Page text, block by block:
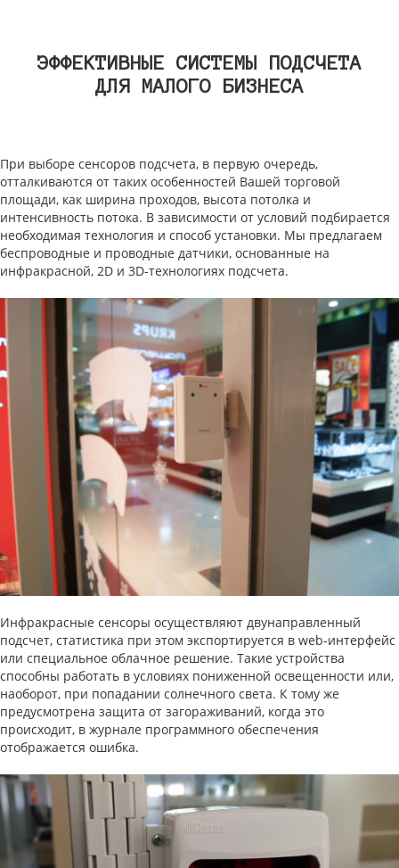
ЭФФЕКТИВНЫЕ СИСТЕМЫ ПОДСЧЕТА
ДЛЯ МАЛОГО БИЗНЕСА
При выборе сенсоров подсчета, в первую очередь,
отталкиваются от таких особенностей Вашей торговой
площади, как ширина проходов, высота потолка и
интенсивность потока. В зависимости от условий подбирается
необходимая технология и способ установки. Мы предлагаем
беспроводные и проводные датчики, основанные на
инфракрасной, 2D и 3D-технологиях подсчета.
Инфракрасные сенсоры осуществляют двунаправленный
подсчет, статистика при этом экспортируется в web-интерфейс
или специальное облачное решение. Такие устройства
способны работать в условиях пониженной освещенности или,
наоборот, при попадании солнечного света. К тому же
предусмотрена защита от загораживаний, когда это
происходит, в журнале программного обеспечения
отображается ошибка.